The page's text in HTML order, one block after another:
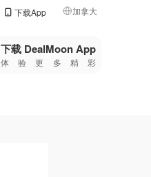
下载App 加拿大
🇺🇸
美国
🇨🇳中国
下载 DealMoon App
体验更多精彩